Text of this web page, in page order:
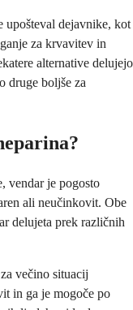
upošteval dejavnike, kot
za krvavitev in
alternative delujejo
druge boljše za
vendar je pogosto
ali neučinkovit. Obe
delujeta prek različnih
večino situacij
in ga je mogoče po